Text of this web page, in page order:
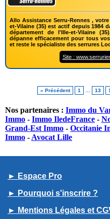
Allo Assistance Serru-Rennes ,
et-Vilaine (35) est actif depuis 1984
département de l'Ille-et-Vilaine
dépanne efficacement pour tous
et reste le spécialiste des serrures
Site :
« Précédent 1 … 13
Nos partenaires : Immo du
Immo - Immo IledeFrance -
Grand-Est Immo - Occitanie
Immo - Avocat Lille
► Espace Pro
► Pourquoi s'inscrire ?
► Mentions Légales et